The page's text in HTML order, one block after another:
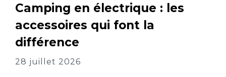
Camping en électrique : les
accessoires qui font la
différence
28 juillet 2026